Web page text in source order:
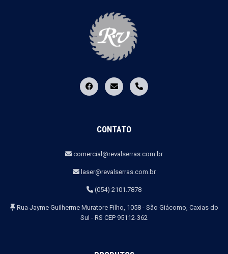
CONTATO
comercial@revalserras.com.br
laser@revalserras.com.br
(054) 2101.7878
Rua Jayme Guilherme Muratore Filho, 1058 - São Giácomo, Caxias do
Sul - RS CEP 95112-362